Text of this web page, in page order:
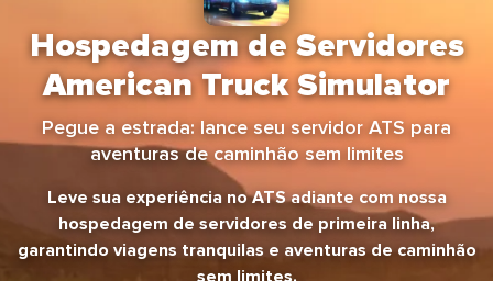
Hospedagem de Servidores
American Truck Simulator
Pegue a estrada: lance seu servidor ATS para
aventuras de caminhão sem limites
Leve sua experiência no ATS adiante com nossa
hospedagem de servidores de primeira linha,
garantindo viagens tranquilas e aventuras de caminhão
sem limites.